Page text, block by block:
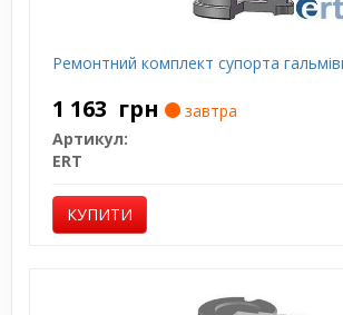
Ремонтний комплект супорта
1 163 грн
завтра
Артикул:
ERT
КУПИТИ